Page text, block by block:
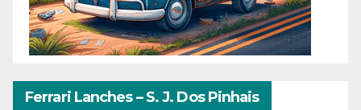
Ferrari Lanches – S. J. Dos Pinhais